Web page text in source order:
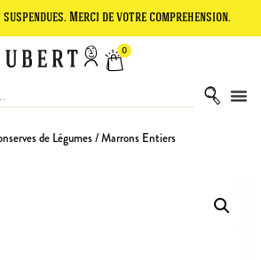
Merci de votre compréhension. Le site
0
de Légumes/ Marrons Entiers